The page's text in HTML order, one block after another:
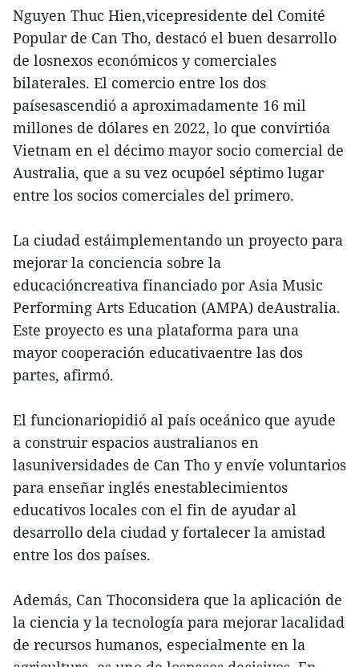
Nguyen Thuc Hien,vicepresidente del Comité
Popular de Can Tho, destacó el buen desarrollo
de losnexos económicos y comerciales
bilaterales. El comercio entre los dos
paísesascendió a aproximadamente 16 mil
millones de dólares en 2022, lo que convirtióa
Vietnam en el décimo mayor socio comercial de
Australia, que a su vez ocupóel séptimo lugar
entre los socios comerciales del primero.
La ciudad estáimplementando un proyecto para
mejorar la conciencia sobre la
educacióncreativa financiado por Asia Music
Performing Arts Education (AMPA) deAustralia.
Este proyecto es una plataforma para una
mayor cooperación educativaentre las dos
partes, afirmó.
El funcionariopidió al país oceánico que ayude
a construir espacios australianos en
lasuniversidades de Can Tho y envíe voluntarios
para enseñar inglés enestablecimientos
educativos locales con el fin de ayudar al
desarrollo dela ciudad y fortalecer la amistad
entre los dos países.
Además, Can Thoconsidera que la aplicación de
la ciencia y la tecnología para mejorar lacalidad
de recursos humanos, especialmente en la